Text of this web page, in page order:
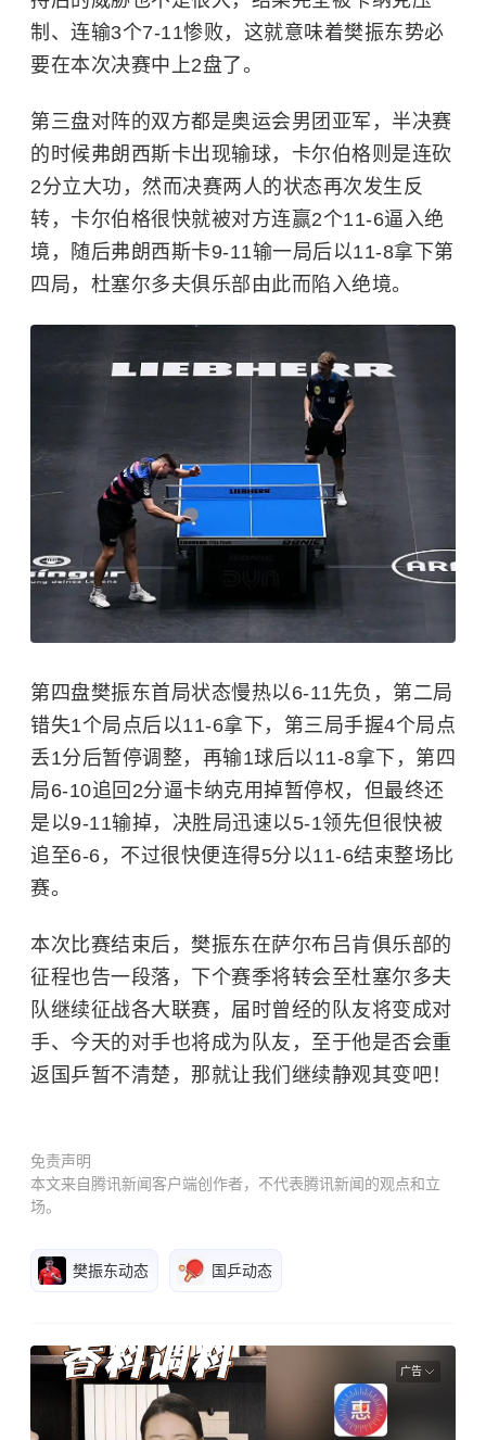
制、连输3个7-11惨败，这就意味着樊振东势必
要在本次决赛中上2盘了。
第三盘对阵的双方都是奥运会男团亚军，半决赛
的时候弗朗西斯卡出现输球，卡尔伯格则是连砍
2分立大功，然而决赛两人的状态再次发生反
转，卡尔伯格很快就被对方连赢2个11-6逼入绝
境，随后弗朗西斯卡9-11输一局后以11-8拿下第
四局，杜塞尔多夫俱乐部由此而陷入绝境。
第四盘樊振东首局状态慢热以6-11先负，第二局
错失1个局点后以11-6拿下，第三局手握4个局点
丢1分后暂停调整，再输1球后以11-8拿下，第四
局6-10追回2分逼卡纳克用掉暂停权，但最终还
是以9-11输掉，决胜局迅速以5-1领先但很快被
追至6-6，不过很快便连得5分以11-6结束整场比
赛。
本次比赛结束后，樊振东在萨尔布吕肯俱乐部的
征程也告一段落，下个赛季将转会至杜塞尔多夫
队继续征战各大联赛，届时曾经的队友将变成对
手、今天的对手也将成为队友，至于他是否会重
返国乒暂不清楚，那就让我们继续静观其变吧！
免责声明
本文来自腾讯新闻客户端创作者，不代表腾讯新闻的观点和立
场。
樊振东动态 国乒动态
广告